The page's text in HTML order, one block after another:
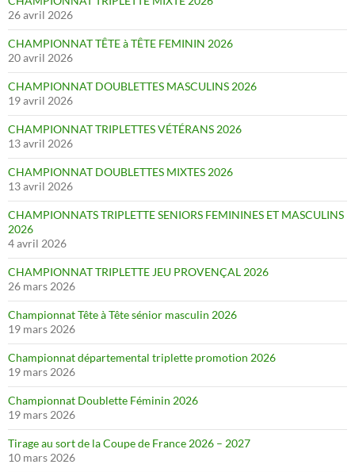
26 avril 2026
CHAMPIONNAT TÊTE à TÊTE FEMININ 2026
20 avril 2026
CHAMPIONNAT DOUBLETTES MASCULINS 2026
19 avril 2026
CHAMPIONNAT TRIPLETTES VÉTÉRANS 2026
13 avril 2026
CHAMPIONNAT DOUBLETTES MIXTES 2026
13 avril 2026
CHAMPIONNATS TRIPLETTE SENIORS FEMININES ET MASCULINS
2026
4 avril 2026
CHAMPIONNAT TRIPLETTE JEU PROVENÇAL 2026
26 mars 2026
Championnat Tête à Tête sénior masculin 2026
19 mars 2026
Championnat départemental triplette promotion 2026
19 mars 2026
Championnat Doublette Féminin 2026
19 mars 2026
Tirage au sort de la Coupe de France 2026 – 2027
10 mars 2026